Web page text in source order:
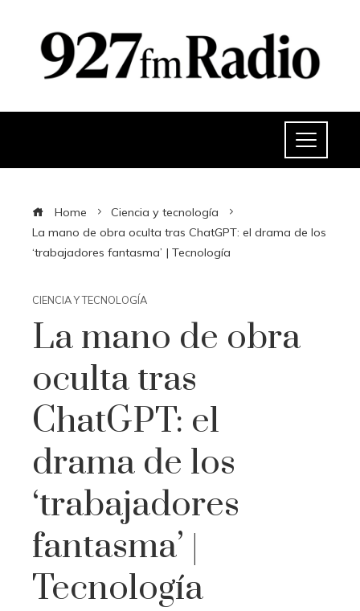
Home
Ciencia y tecnología
La mano de obra oculta tras ChatGPT: el drama de los
‘trabajadores fantasma’ | Tecnología
CIENCIA Y TECNOLOGÍA
La mano de obra
oculta tras
ChatGPT: el
drama de los
‘trabajadores
fantasma’ |
Tecnología